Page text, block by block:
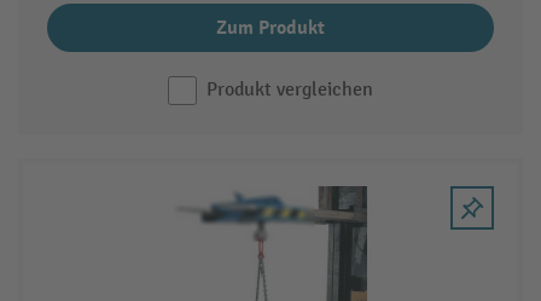
Zum Produkt
Produkt vergleichen